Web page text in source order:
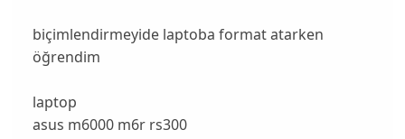
biçimlendirmeyide laptoba format atarken
öğrendim
laptop
asus m6000 m6r rs300